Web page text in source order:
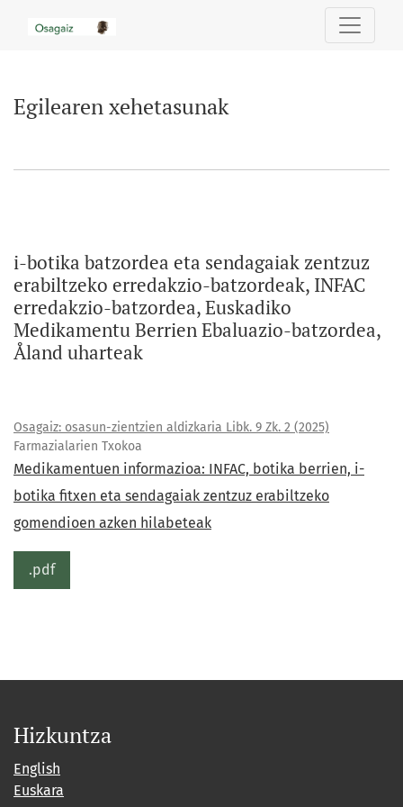
Egilearen xehetasunak
i-botika batzordea eta sendagaiak zentzuz
erabiltzeko erredakzio-batzordeak, INFAC
erredakzio-batzordea, Euskadiko
Medikamentu Berrien Ebaluazio-batzordea,
Åland uharteak
Osagaiz: osasun-zientzien aldizkaria Libk. 9 Zk. 2 (2025)
Farmazialarien Txokoa
Medikamentuen informazioa: INFAC, botika berrien, i-
botika fitxen eta sendagaiak zentzuz erabiltzeko
gomendioen azken hilabeteak
.pdf
Hizkuntza
English
Euskara